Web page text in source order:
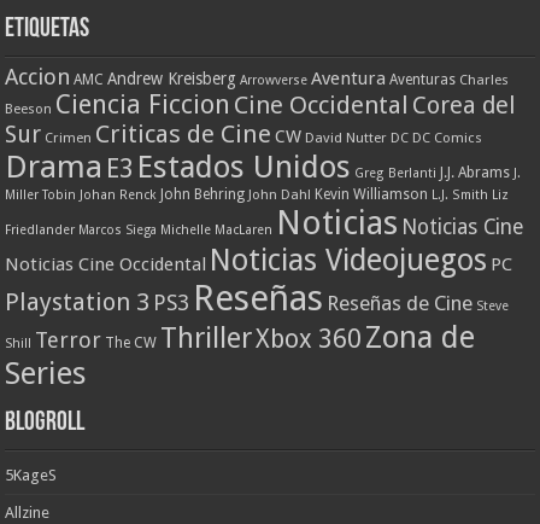
Etiquetas
Accion AMC Andrew Kreisberg Arrowverse Aventura Aventuras Charles
Beeson Ciencia Ficcion Cine Occidental Corea del
Sur Crimen Criticas de Cine CW David Nutter DC DC Comics
Drama E3 Estados Unidos Greg Berlanti J.J. Abrams J.
Miller Tobin
Johan Renck John Behring John Dahl Kevin Williamson L.J. Smith Liz
Friedlander Marcos Siega Michelle MacLaren Noticias Noticias Cine
Noticias Cine Occidental Noticias Videojuegos PC
Playstation 3 PS3 Reseñas Reseñas de Cine Steve
Shill Terror The CW ThrillerXbox 360 Zona de
Series
Blogroll
5KageS
Allzine